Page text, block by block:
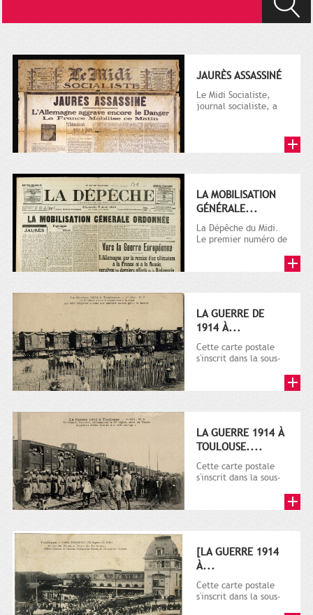
JAURÈS ASSASSINÉ
Le Midi Socialiste,
journal socialiste, a
LA MOBILISATION
GÉNÉRALE...
La Dépêche du Midi.
Le premier numéro de
octobre...
LA GUERRE DE
1914 À...
Cette carte postale
s'inscrit dans la sous-
plusieurs milliers de...
LA GUERRE 1914 À
TOULOUSE....
Cette carte postale
s'inscrit dans la sous-
plusieurs milliers de...
[LA GUERRE 1914
À...
Cette carte postale
s'inscrit dans la sous-